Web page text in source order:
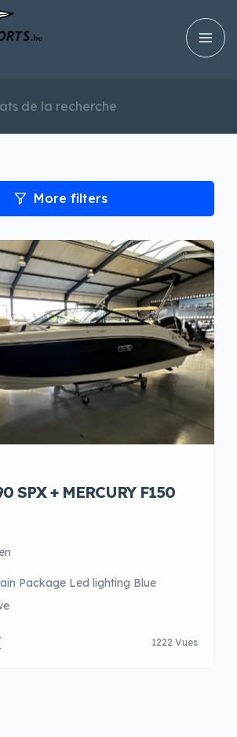
de la recherche
More filters
SPX + MERCURY F150
Package Led lighting Blue
1222 Vues